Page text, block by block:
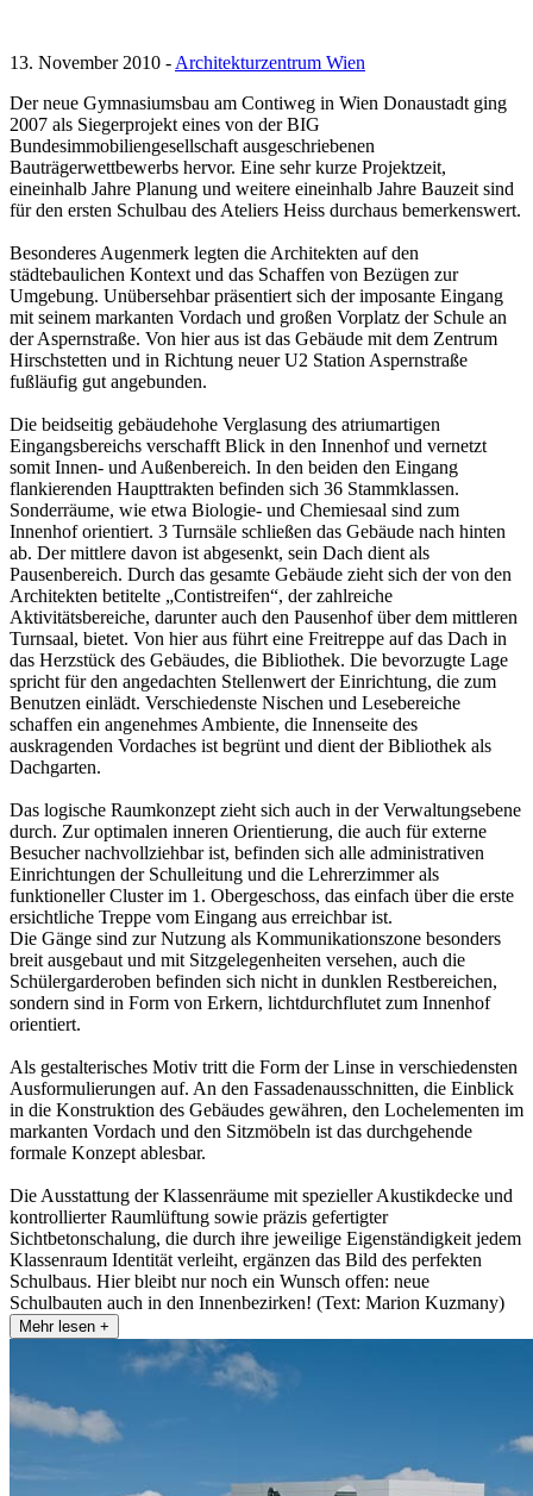
13. November 2010 -Architekturzentrum Wien
Der neue Gymnasiumsbau am Contiweg in Wien Donaustadt ging
2007 als Siegerprojekt eines von der BIG
Bundesimmobiliengesellschaft ausgeschriebenen
Bauträgerwettbewerbs hervor. Eine sehr kurze Projektzeit,
eineinhalb Jahre Planung und weitere eineinhalb Jahre Bauzeit sind
für den ersten Schulbau des Ateliers Heiss durchaus bemerkenswert.
Besonderes Augenmerk legten die Architekten auf den
städtebaulichen Kontext und das Schaffen von Bezügen zur
Umgebung. Unübersehbar präsentiert sich der imposante Eingang
mit seinem markanten Vordach und großen Vorplatz der Schule an
der Aspernstraße. Von hier aus ist das Gebäude mit dem Zentrum
Hirschstetten und in Richtung neuer U2 Station Aspernstraße
fußläufig gut angebunden.
Die beidseitig gebäudehohe Verglasung des atriumartigen
Eingangsbereichs verschafft Blick in den Innenhof und vernetzt
somit Innen- und Außenbereich. In den beiden den Eingang
flankierenden Haupttrakten befinden sich 36 Stammklassen.
Sonderräume, wie etwa Biologie- und Chemiesaal sind zum
Innenhof orientiert. 3 Turnsäle schließen das Gebäude nach hinten
ab. Der mittlere davon ist abgesenkt, sein Dach dient als
Pausenbereich. Durch das gesamte Gebäude zieht sich der von den
Architekten betitelte „Contistreifen“, der zahlreiche
Aktivitätsbereiche, darunter auch den Pausenhof über dem mittleren
Turnsaal, bietet. Von hier aus führt eine Freitreppe auf das Dach in
das Herzstück des Gebäudes, die Bibliothek. Die bevorzugte Lage
spricht für den angedachten Stellenwert der Einrichtung, die zum
Benutzen einlädt. Verschiedenste Nischen und Lesebereiche
schaffen ein angenehmes Ambiente, die Innenseite des
auskragenden Vordaches ist begrünt und dient der Bibliothek als
Dachgarten.
Das logische Raumkonzept zieht sich auch in der Verwaltungsebene
durch. Zur optimalen inneren Orientierung, die auch für externe
Besucher nachvollziehbar ist, befinden sich alle administrativen
Einrichtungen der Schulleitung und die Lehrerzimmer als
funktioneller Cluster im 1. Obergeschoss, das einfach über die erste
ersichtliche Treppe vom Eingang aus erreichbar ist.
Die Gänge sind zur Nutzung als Kommunikationszone besonders
breit ausgebaut und mit Sitzgelegenheiten versehen, auch die
Schülergarderoben befinden sich nicht in dunklen Restbereichen,
sondern sind in Form von Erkern, lichtdurchflutet zum Innenhof
orientiert.
Als gestalterisches Motiv tritt die Form der Linse in verschiedensten
Ausformulierungen auf. An den Fassadenausschnitten, die Einblick
in die Konstruktion des Gebäudes gewähren, den Lochelementen im
markanten Vordach und den Sitzmöbeln ist das durchgehende
formale Konzept ablesbar.
Die Ausstattung der Klassenräume mit spezieller Akustikdecke und
kontrollierter Raumlüftung sowie präzis gefertigter
Sichtbetonschalung, die durch ihre jeweilige Eigenständigkeit jedem
Klassenraum Identität verleiht, ergänzen das Bild des perfekten
Schulbaus. Hier bleibt nur noch ein Wunsch offen: neue
Schulbauten auch in den Innenbezirken! (Text: Marion Kuzmany)
Mehr lesen +